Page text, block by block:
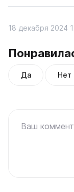
Да Нет
18 декабря 2024
Ваш